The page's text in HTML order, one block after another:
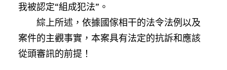
我被認定“組成犯法”。
綜上所述，依據國傢相干的法令法例以及
案件的主觀事實，本案具有法定的抗訴和應該
從頭審訊的前提！